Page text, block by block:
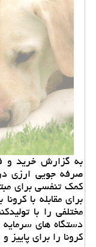
به گزارش خرید و
كمك تنفسی برای
برای مقابله با
مختلفی را با
دستگاه های سرمایه
كرونا را برای